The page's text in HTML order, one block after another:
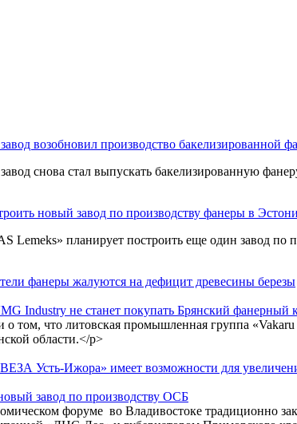
возобновил производство бакелизированной
снова стал выпускать бакелизированную
новый завод по производству фанеры в
Lemeks» планирует построить еще один завод
фанеры жалуются на дефицит древесины березы
Industry не станет покупать Брянский фанерный
том, что литовская промышленная группа
области.</p>
Усть-Ижора» имеет возможности для
завод по производству ОСБ
форуме во Владивостоке традиционно